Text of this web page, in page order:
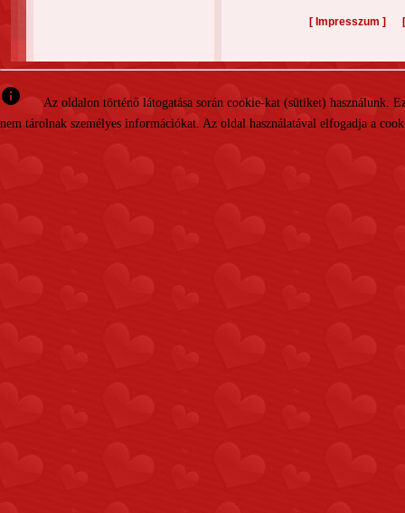
[ Impresszum ]
info
Az oldalon történő látogatása során cookie-kat (sütiket)
nem tárolnak személyes információkat. Az oldal használatával elfogadja a